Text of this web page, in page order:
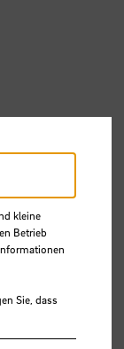
kleine
Betrieb
Sie, dass